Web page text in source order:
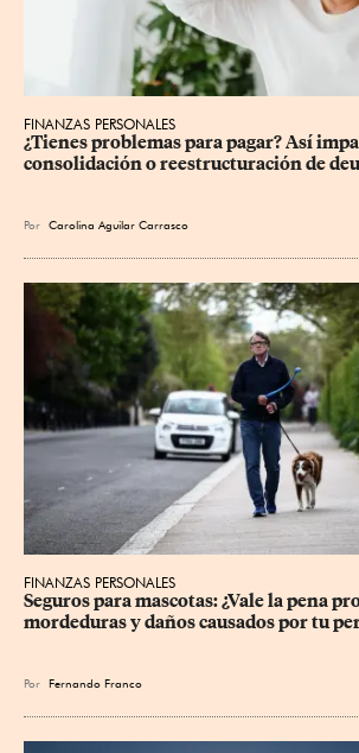
FINANZAS PERSONALES
¿Tienes problemas para pagar? Así
consolidación o reestructuración de
Por Carolina Aguilar Carrasco
FINANZAS PERSONALES
Seguros para mascotas: ¿Vale la pena
mordeduras y daños causados por tu
Por Fernando Franco